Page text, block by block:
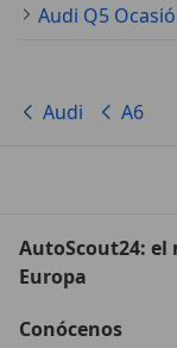
Audi Q5
Audi A6
AutoScout24: el
Europa
Conócenos